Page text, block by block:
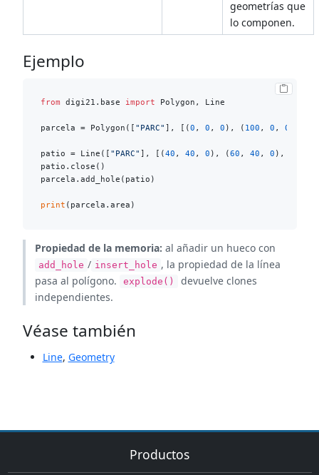
geometrías que
lo componen.
Ejemplo
from digi21.base import Polygon, Line
parcela = Polygon([ "PARC" ], [(0 , 0 , 0 ), ( 100 , 0 , 0
patio = Line([ "PARC" ], [(40 , 40 , 0 ), (60 , 40 , 0 ), (
patio.close()
parcela.add_hole(patio)
print
Propiedad de la memoria: al añadir un hueco con
add_hole / insert_hole , la propiedad de la línea
pasa al polígono.
explode()
devuelve clones
independientes.
Véase también
Line, Geometry
Productos